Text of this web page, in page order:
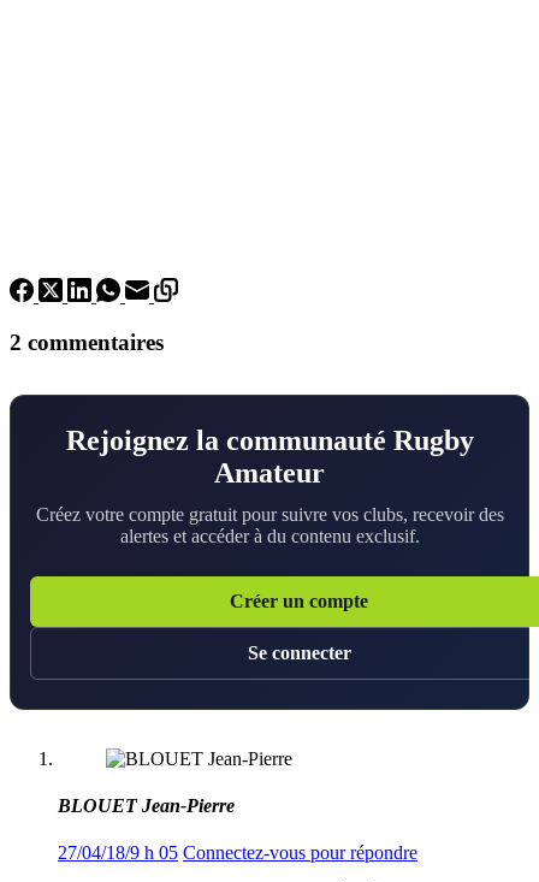
2 commentaires
Rejoignez la communauté Rugby
Amateur
Créez votre compte gratuit pour suivre vos clubs, recevoir des
alertes et accéder à du contenu exclusif.
Créer un compte
Se connecter
BLOUET Jean-Pierre
27/04/18/9 h 05 Connectez-vous pour répondre